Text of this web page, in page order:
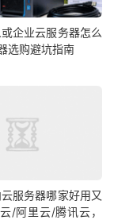
企业云服务器怎么
选购避坑指南
服务器哪家好用又
/阿里云/腾讯云，